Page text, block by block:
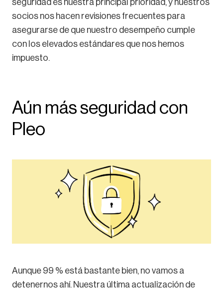
seguridad es nuestra principal prioridad, y nuestros
socios nos hacen revisiones frecuentes para
asegurarse de que nuestro desempeño cumple
con los elevados estándares que nos hemos
impuesto.
Aún más seguridad con
Pleo
Aunque 99 % está bastante bien, no vamos a
detenernos ahí. Nuestra última actualización de